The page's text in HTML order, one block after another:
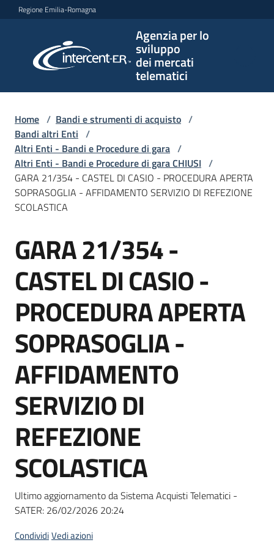
Vai al contenuto
Vai alla navigazione
Vai al footer
Regione Emilia-Romagna
Agenzia per lo
sviluppo
dei mercati
telematici
per lo
sviluppo
telematici
L'Agenzia
e
strumenti
acquisto
Supporto
Piattaforme
telematiche
site
Home / Bandi e strumenti di acquisto /
Bandi altri Enti /
Altri Enti - Bandi e Procedure di gara /
Altri Enti - Bandi e Procedure di gara CHIUSI /
GARA 21/354 - CASTEL DI CASIO - PROCEDURA APERTA
SOPRASOGLIA - AFFIDAMENTO SERVIZIO DI REFEZIONE
SCOLASTICA
Salta al contenuto
GARA 21/354 -
CASTEL DI CASIO -
PROCEDURA APERTA
SOPRASOGLIA -
AFFIDAMENTO
SERVIZIO DI
REFEZIONE
SCOLASTICA
Ultimo aggiornamento da Sistema Acquisti Telematici -
SATER: 26/02/2026 20:24
CondividiVedi azioni